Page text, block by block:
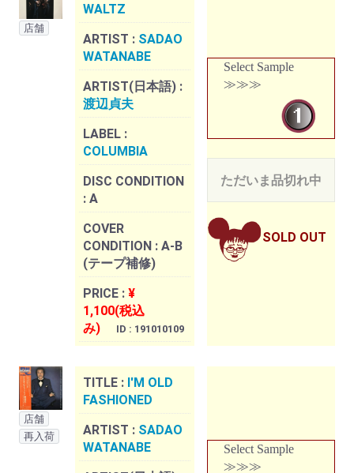
店舗
WALTZ
ARTIST : SADAO
WATANABE
ARTIST(日本語) :
渡辺貞夫
LABEL :
COLUMBIA
DISC CONDITION
: A
COVER
CONDITION : A-B
(テープ補修)
PRICE : ¥
1,100(税込
み)
ID : 191010109
Select Sample
≫≫≫
ただいま品切れ中
SOLD OUT
店舗
再入荷
TITLE : I'M OLD
FASHIONED
ARTIST : SADAO
WATANABE
Select Sample
≫≫≫